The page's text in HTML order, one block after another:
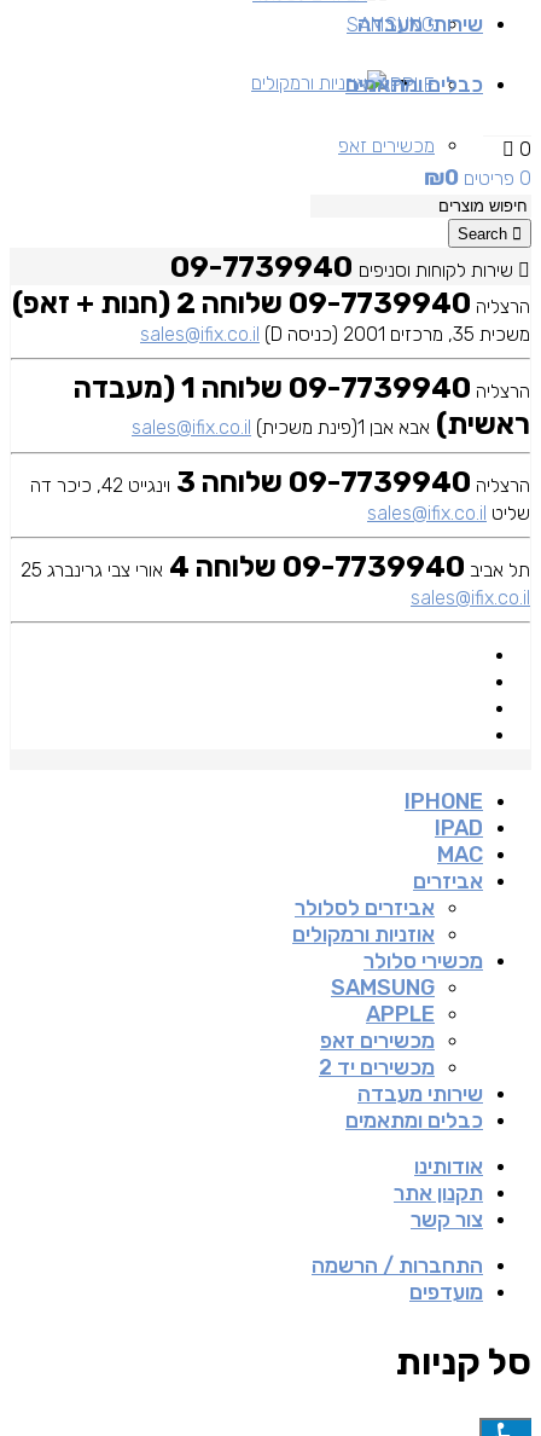
אוזניות ורמקולים
SAMSUNG
APPLE
מכשירים זאפ
שירותי מעבדה
כבלים ומתאמים
0
0 פריטים
₪0
Search
שירות לקוחות וסניפים
הרצליה 09-7739940 שלוחה 2 (חנות + זאפ)
משכית 35, מרכזים 2001 (כניסה D) sales@ifix.co.il
הרצליה
09-7739940 שלוחה 1 (מעבדה
ראשית) אבא אבן 1(פינת משכית) sales@ifix.co.il
הרצליה 09-7739940 שלוחה 3
וינגייט 42, כיכר דה
שליט sales@ifix.co.il
תל אביב 09-7739940 שלוחה 4
אורי צבי גרינברג 25
sales@ifix.co.il
IPHONE
IPAD
MAC
אביזרים
אביזרים לסלולר
אוזניות ורמקולים
מכשירי סלולר
SAMSUNG
APPLE
מכשירים זאפ
מכשירים יד 2
שירותי מעבדה
כבלים ומתאמים
אודותינו
תקנון אתר
צור קשר
התחברות / הרשמה
מועדפים
סל קניות